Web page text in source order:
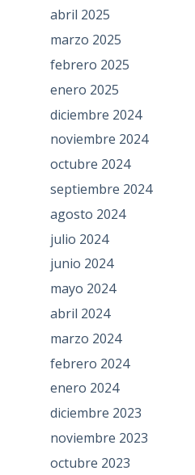
abril 2025
marzo 2025
febrero 2025
enero 2025
diciembre 2024
noviembre 2024
octubre 2024
septiembre 2024
agosto 2024
julio 2024
junio 2024
mayo 2024
abril 2024
marzo 2024
febrero 2024
enero 2024
diciembre 2023
noviembre 2023
octubre 2023